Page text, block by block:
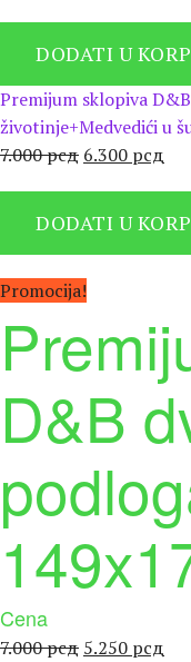
била:
7.000 рсд.
DODATI U
Premijum sklopiva
životinje+Medvedići u
7.000рсд Оригинална
била:
6.300 рсд
DODATI U
Promocija!
D&B
Cena
7.000рсд Оригинална
5.250 рсд